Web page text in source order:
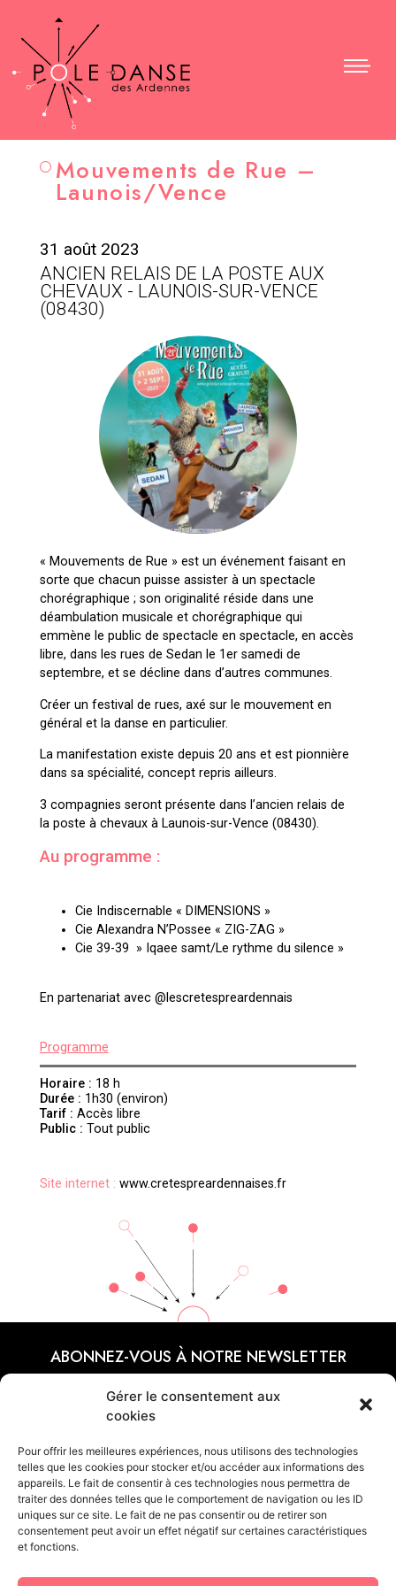
Gérer le consentement aux
cookies
Pour offrir les meilleures expériences, nous utilisons des technologies
telles que les cookies pour stocker et/ou accéder aux informations des
appareils. Le fait de consentir à ces technologies nous permettra de
traiter des données telles que le comportement de navigation ou les ID
uniques sur ce site. Le fait de ne pas consentir ou de retirer son
consentement peut avoir un effet négatif sur certaines caractéristiques
et fonctions.
Mouvements de Rue –
Launois/Vence
31 août 2023
ANCIEN RELAIS DE LA POSTE AUX
CHEVAUX - LAUNOIS-SUR-VENCE
(08430)
« Mouvements de Rue » est un événement faisant en
sorte que chacun puisse assister à un spectacle
chorégraphique ; son originalité réside dans une
déambulation musicale et chorégraphique qui
emmène le public de spectacle en spectacle, en accès
libre, dans les rues de Sedan le 1er samedi de
septembre, et se décline dans d’autres communes.
Créer un festival de rues, axé sur le mouvement en
général et la danse en particulier.
La manifestation existe depuis 20 ans et est pionnière
dans sa spécialité, concept repris ailleurs.
3 compagnies seront présente dans l’ancien relais de
la poste à chevaux à Launois-sur-Vence (08430).
Au programme :
Cie Indiscernable « DIMENSIONS »
Cie Alexandra N’Possee « ZIG-ZAG »
Cie 39-39 » Iqaee samt/Le rythme du silence »
En partenariat avec @lescretespreardennais
Programme
Horaire : 18 h
Durée : 1h30 (environ)
Tarif : Accès libre
Public : Tout public
Site internet : www.cretespreardennaises.fr
ABONNEZ-VOUS À NOTRE NEWSLETTER
+33 (0)6 45 64 96 07
Contactez-nous par mail